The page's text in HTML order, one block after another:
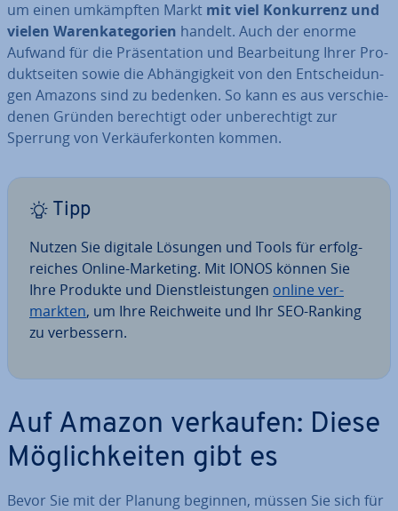
um einen um­kämpf­ten Markt mit viel Kon­kur­renz und
vielen Wa­ren­ka­te­go­rien handelt. Auch der enorme
Aufwand für die Prä­sen­ta­ti­on und Be­ar­bei­tung Ihrer Pro­
dukt­sei­ten sowie die Ab­hän­gig­keit von den Ent­schei­dun­
gen Amazons sind zu bedenken. So kann es aus ver­schie­
de­nen Gründen be­rech­tigt oder un­be­rech­tigt zur
Sperrung von Ver­käu­fer­kon­ten kommen.
Tipp
Nutzen Sie digitale Lösungen und Tools für er­folg­
rei­ches Online-Marketing. Mit IONOS können Sie
Ihre Produkte und Dienst­leis­tun­gen online ver­
mark­ten, um Ihre Reich­wei­te und Ihr SEO-Ranking
zu ver­bes­sern.
Auf Amazon verkaufen: Diese
Mög­lich­kei­ten gibt es
Bevor Sie mit der Planung beginnen, müssen Sie sich für